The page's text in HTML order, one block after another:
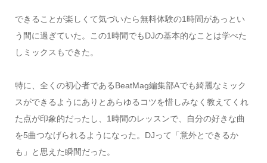
できることが楽しくて気づいたら無料体験の1時間があっとい
う間に過ぎていた。この1時間でもDJの基本的なことは学べた
しミックスもできた。
特に、全くの初心者であるBeatMag編集部Aでも綺麗なミック
スができるようにありとあらゆるコツを惜しみなく教えてくれ
た点が印象的だったし、1時間のレッスンで、自分の好きな曲
を5曲つなげられるようになった。DJって「意外とできるか
も」と思えた瞬間だった。